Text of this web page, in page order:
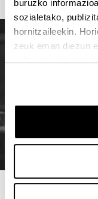
buruzko
sozialetako,
hornitzaileekin.
zeuk eman diezun
eskuratu duten
4